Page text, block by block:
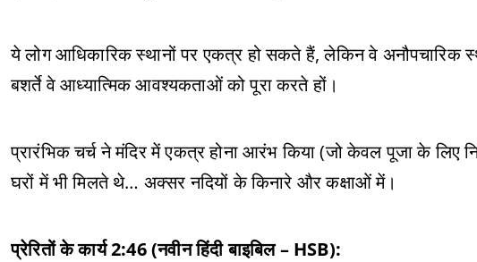
ये लोग आधिकारिक स्थानों पर एकत्र हो सकते हैं, लेकिन वे अनौपचारिक
बशर्ते वे आध्यात्मिक आवश्यकताओं को पूरा करते हों।
प्रारंभिक चर्च ने मंदिर में एकत्र होना आरंभ किया (जो केवल पूजा के लिए
घरों में भी मिलते थे… अक्सर नदियों के किनारे और कक्षाओं में।
प्रेरितों के कार्य 2:46 (नवीन हिंदी बाइबिल – HSB):